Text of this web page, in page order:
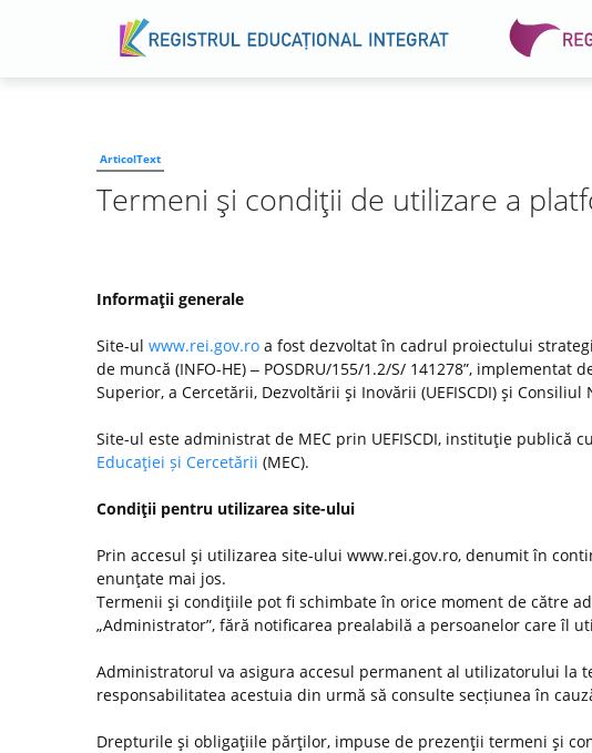
ArticolText
Termeni şi condiţii de utilizare a
Informaţii generale
Site-ul www.rei.gov.ro a fost dezvoltat în cadrul proiectului
de muncă (INFO-HE) ‒ POSDRU/155/1.2/S/ 141278”,
Superior, a Cercetării, Dezvoltării şi Inovării (UEFISCDI) şi
Site-ul este administrat de MEC prin UEFISCDI, instituţie publică
Educaţiei și Cercetării (MEC).
Condiţii pentru utilizarea site-ului
Prin accesul şi utilizarea site-ului www.rei.gov.ro, denumit în
enunţate mai jos.
Termenii şi condiţiile pot fi schimbate în orice moment de către
„Administrator”, fără notificarea prealabilă a persoanelor care îl
Administratorul va asigura accesul permanent al utilizatorului
responsabilitatea acestuia din urmă să consulte secțiunea în
Drepturile şi obligaţiile părţilor, impuse de prezenţii termeni şi